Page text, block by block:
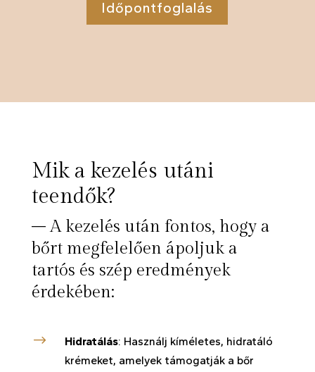
Időpontfoglalás
Mik a kezelés utáni
teendők?
– A kezelés után fontos, hogy a
bőrt megfelelően ápoljuk a
tartós és szép eredmények
érdekében:
$ Hidratálás: Használj kíméletes, hidratáló
krémeket, amelyek támogatják a bőr